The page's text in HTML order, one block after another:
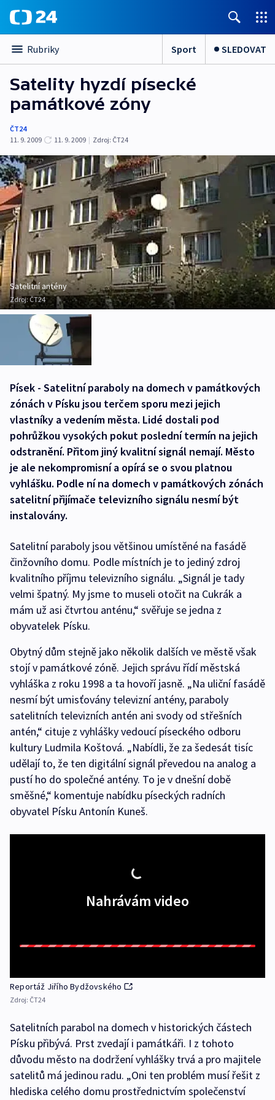
Rubriky Sport SLEDOVAT
Satelity hyzdí písecké
památkové zóny
ČT24
11. 9. 2009
11. 9. 2009 | Zdroj: ČT24
Satelitní antény
Zdroj: ČT24
Písek - Satelitní paraboly na domech v památkových
zónách v Písku jsou terčem sporu mezi jejich
vlastníky a vedením města. Lidé dostali pod
pohrůžkou vysokých pokut poslední termín na jejich
odstranění. Přitom jiný kvalitní signál nemají. Město
je ale nekompromisní a opírá se o svou platnou
vyhlášku. Podle ní na domech v památkových zónách
satelitní přijímače televizního signálu nesmí být
instalovány.
Satelitní paraboly jsou většinou umístěné na fasádě
činžovního domu. Podle místních je to jediný zdroj
kvalitního příjmu televizního signálu. „Signál je tady
velmi špatný. My jsme to museli otočit na Cukrák a
mám už asi čtvrtou anténu,“ svěřuje se jedna z
obyvatelek Písku.
Obytný dům stejně jako několik dalších ve městě však
stojí v památkové zóně. Jejich správu řídí městská
vyhláška z roku 1998 a ta hovoří jasně. „Na uliční fasádě
nesmí být umisťovány televizní antény, paraboly
satelitních televizních antén ani svody od střešních
antén,“ cituje z vyhlášky vedoucí píseckého odboru
kultury Ludmila Koštová. „Nabídli, že za šedesát tisíc
udělají to, že ten digitální signál převedou na analog a
pustí ho do společné antény. To je v dnešní době
směšné,“ komentuje nabídku píseckých radních
obyvatel Písku Antonín Kuneš.
Nahrávám video
Reportáž Jiřího Bydžovského
Zdroj: ČT24
Satelitních parabol na domech v historických částech
Písku přibývá. Prst zvedají i památkáři. I z tohoto
důvodu město na dodržení vyhlášky trvá a pro majitele
satelitů má jedinou radu. „Oni ten problém musí řešit z
hlediska celého domu prostřednictvím společenství